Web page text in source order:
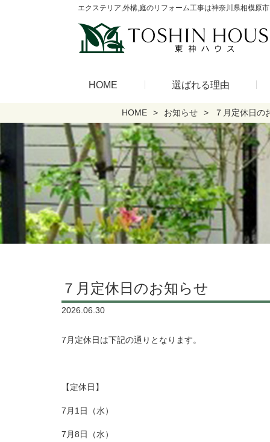
エクステリア,外構,庭のリフォーム工事は神奈川県相模原
HOME 選ばれる理由
HOME お知らせ ７月定休日の
７月定休日のお知らせ
2026.06.30
7月定休日は下記の通りとなります。
【定休日】
7月1日（水）
7月8日（水）